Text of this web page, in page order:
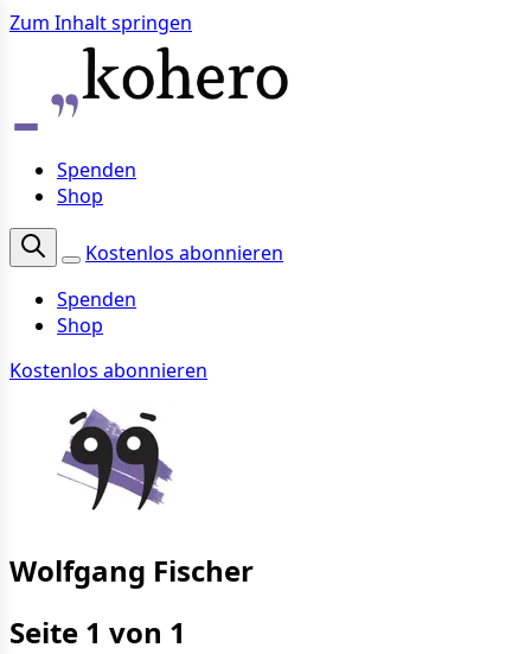
Zum Inhalt springen
Spenden
Shop
Kostenlos abonnieren
Spenden
Shop
Kostenlos abonnieren
Wolfgang Fischer
Seite 1 von 1